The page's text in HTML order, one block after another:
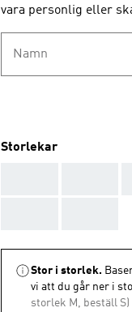
vara personlig eller
Namn
Storlekar
Stor i storlek.
vi att du går ner i
storlek M, beställ S)